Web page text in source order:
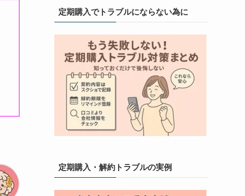
定期購入でトラブルにならない為に
定期購入・解約トラブルの実例